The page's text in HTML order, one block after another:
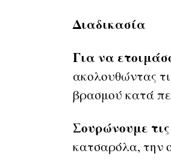
Διαδικασία
Για να
ακολουθώντας
βρασμού κατά
Σουρώνουμε
κατσαρόλα, την